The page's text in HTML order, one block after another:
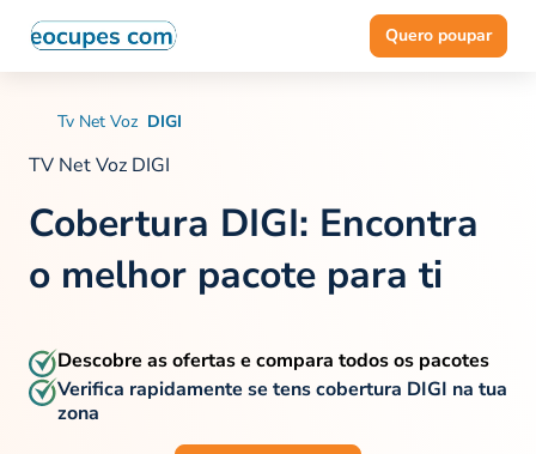
Quero poupar
Tv Net Voz DIGI
TV Net Voz DIGI
Cobertura DIGI: Encontra
o melhor pacote para ti
Descobre as ofertas e compara todos os pacotes
Verifica rapidamente se tens cobertura DIGI na tua
zona